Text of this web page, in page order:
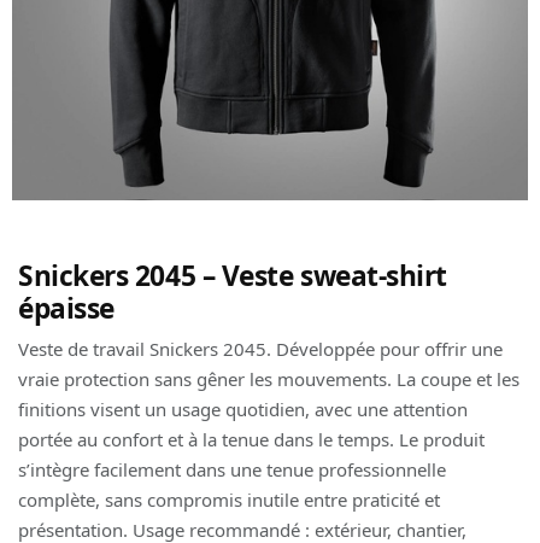
Snickers 2045 – Veste sweat-shirt
épaisse
Veste de travail Snickers 2045. Développée pour offrir une
vraie protection sans gêner les mouvements. La coupe et les
finitions visent un usage quotidien, avec une attention
portée au confort et à la tenue dans le temps. Le produit
s’intègre facilement dans une tenue professionnelle
complète, sans compromis inutile entre praticité et
présentation. Usage recommandé : extérieur, chantier,